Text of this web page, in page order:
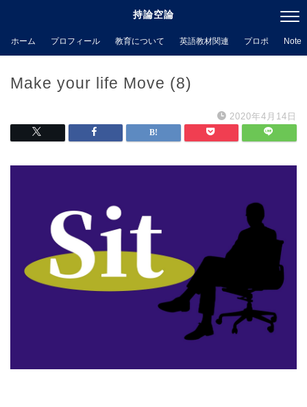
持論空論
ホーム プロフィール 教育について 英語教材関連 プロポ Note
Make your life Move (8)
2020年4月14日